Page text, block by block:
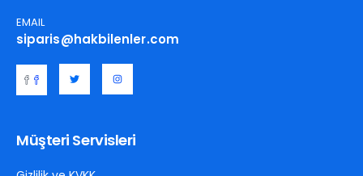
EMAIL
siparis@hakbilenler.com
Müşteri Servisleri